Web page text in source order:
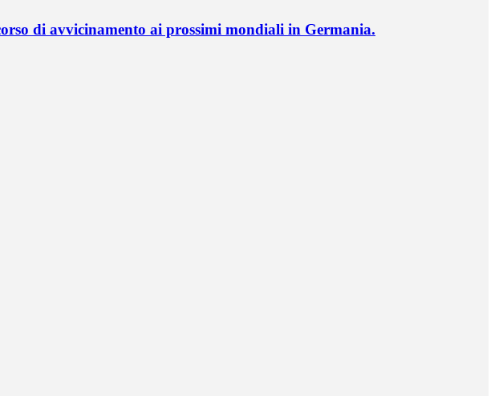
di avvicinamento ai prossimi mondiali in Germania.